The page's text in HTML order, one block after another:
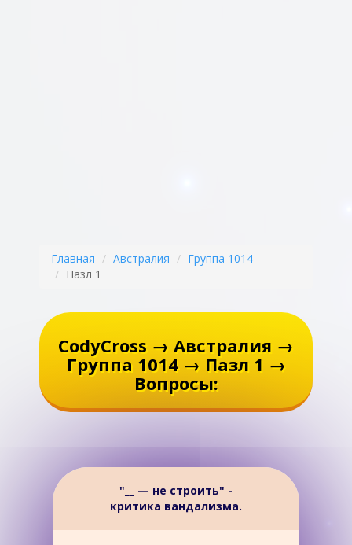
Главная Австралия
Группа 1014
Пазл 1
CodyCross → Австралия →
Группа 1014 → Пазл 1 →
Вопросы:
"__ — не строить" -
критика вандализма.